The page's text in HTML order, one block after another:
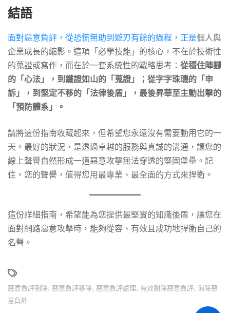
結語
面對惡意負評，從恐慌無助到遊刃有餘的過程，正是個人與
企業成長的縮影。這項「必學技能」的核心，不在於技術性
的蒐證或寫作，而在於一套系統性的戰略思考： 從穩住陣腳
的「心法」，到鐵證如山的「蒐證」；從字字珠璣的「申
訴」，到堅定不移的「法律後盾」，最後昇華至主動出擊的
「預防體系」。
請將這份指南收藏起來，但希望您永遠沒有需要動用它的一
天。最好的狀況，是透過卓越的服務與真誠的溝通，讓您的
線上聲譽自然形成一道惡意攻擊無法穿透的堅固堡壘。記
住，您的聲譽，值得您用最專業、最全面的方式來捍衛。
這份詳細指南，希望能為您提供最堅實的知識後盾，讓您在
面對網路惡意攻擊時，能夠從容、有效且成功地捍衛自己的
名聲。
惡意負評刪除, 惡意負評移除, 惡意負評處理, 有效刪除惡意負評, 消除惡
意負評